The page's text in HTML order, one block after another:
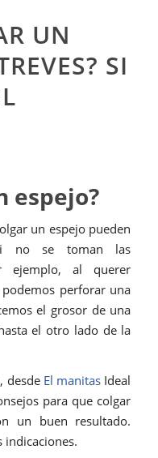
UN
SI
espejo?
un espejo pueden
no se toman las
ejemplo, al querer
perforar una
el grosor de una
el otro lado de la
desde El manitas Ideal
para que colgar
un buen resultado.
indicaciones.